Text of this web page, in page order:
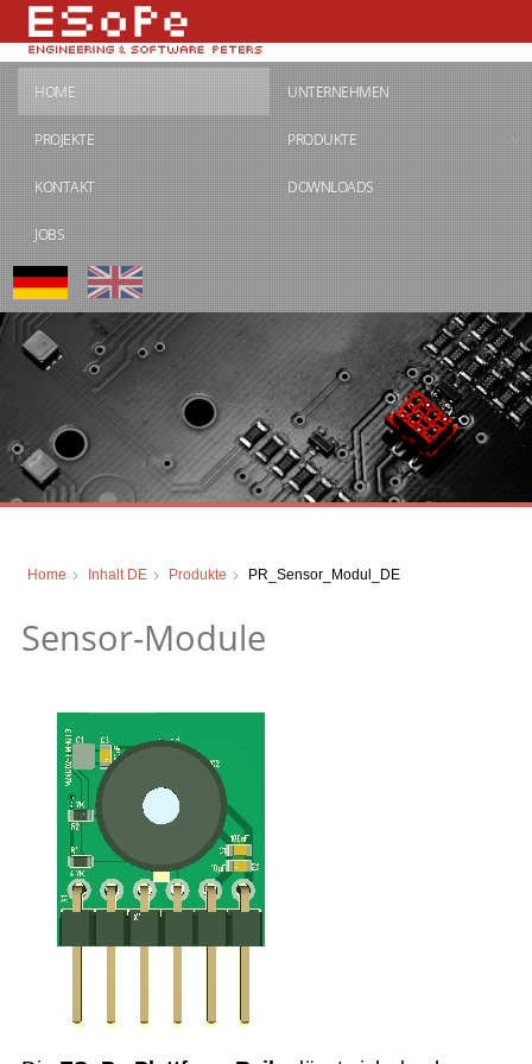
HOME UNTERNEHMEN
PROJEKTE PRODUKTE
KONTAKT DOWNLOADS
JOBS
Home Inhalt DE Produkte PR_Sensor_Modul_DE
Sensor-Module